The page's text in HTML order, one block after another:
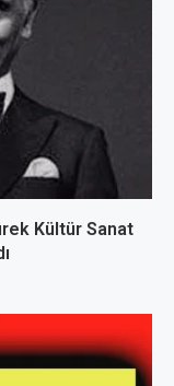
Kültür Sanat